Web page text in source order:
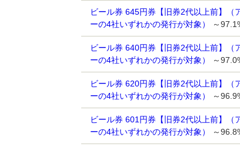
ビール券 645円券【旧券2代以上前】（
ーの4社いずれかの発行が対象）
～
ビール券 640円券【旧券2代以上前】（
ーの4社いずれかの発行が対象）
～
ビール券 620円券【旧券2代以上前】（
ーの4社いずれかの発行が対象）
～
ビール券 601円券【旧券2代以上前】（
ーの4社いずれかの発行が対象）
～